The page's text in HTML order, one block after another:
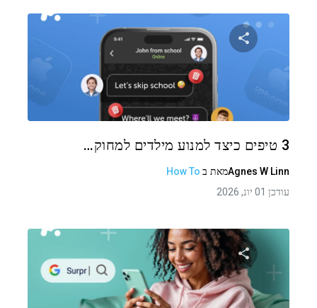
שתף מאמר זה
3 טיפים כיצד למנוע מילדים למחוק…
Agnes W Linnמאת ב How To
עודכן 01 יונ, 2026
שתף מאמר זה